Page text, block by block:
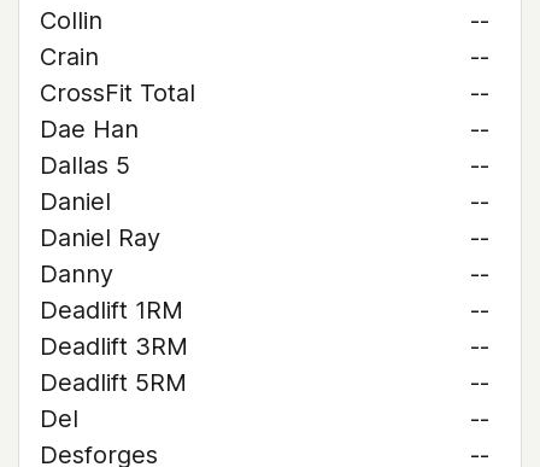
Collin
--
Crain
--
CrossFit Total
--
Dae Han
--
Dallas 5
--
Daniel
--
Daniel Ray
--
Danny
--
Deadlift 1RM
--
Deadlift 3RM
--
Deadlift 5RM
--
Del
--
Desforges
--